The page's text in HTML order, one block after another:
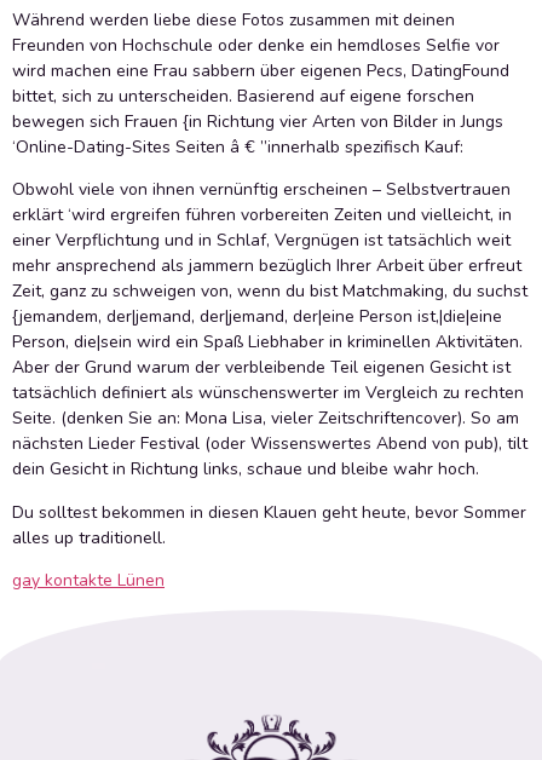
Während werden liebe diese Fotos zusammen mit deinen
Freunden von Hochschule oder denke ein hemdloses Selfie vor
wird machen eine Frau sabbern über eigenen Pecs, DatingFound
bittet, sich zu unterscheiden. Basierend auf eigene forschen
bewegen sich Frauen {in Richtung vier Arten von Bilder in Jungs
‘Online-Dating-Sites Seiten â € ”innerhalb spezifisch Kauf:
Obwohl viele von ihnen vernünftig erscheinen – Selbstvertrauen
erklärt ‘wird ergreifen führen vorbereiten Zeiten und vielleicht, in
einer Verpflichtung und in Schlaf, Vergnügen ist tatsächlich weit
mehr ansprechend als jammern bezüglich Ihrer Arbeit über erfreut
Zeit, ganz zu schweigen von, wenn du bist Matchmaking, du suchst
{jemandem, der|jemand, der|jemand, der|eine Person ist,|die|eine
Person, die|sein wird ein Spaß Liebhaber in kriminellen Aktivitäten.
Aber der Grund warum der verbleibende Teil eigenen Gesicht ist
tatsächlich definiert als wünschenswerter im Vergleich zu rechten
Seite. (denken Sie an: Mona Lisa, vieler Zeitschriftencover). So am
nächsten Lieder Festival (oder Wissenswertes Abend von pub), tilt
dein Gesicht in Richtung links, schaue und bleibe wahr hoch.
Du solltest bekommen in diesen Klauen geht heute, bevor Sommer
alles up traditionell.
gay kontakte Lünen